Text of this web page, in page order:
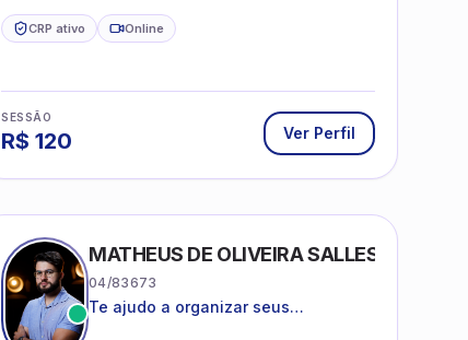
CRP ativo Online
SESSÃO
R$ 120 Ver Perfil
MATHEUS DE OLIVEIRA SALLES
04/83673
Te ajudo a organizar seus